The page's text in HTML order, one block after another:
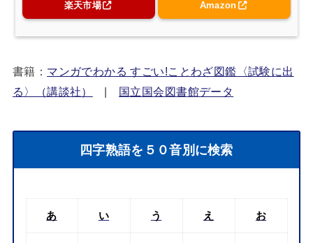
楽天市場 Amazon
書籍： マンガでわかる すごい!ことわざ図鑑〈試験に出
る〉（講談社）
| 国立国会図書館データ
四字熟語を５０音別に検索
あ い う え お